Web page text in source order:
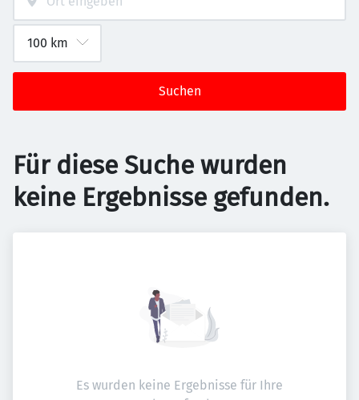
Suchen
Für diese Suche wurden
keine Ergebnisse gefunden.
Es wurden keine Ergebnisse für Ihre